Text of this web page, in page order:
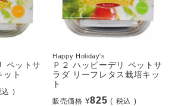
ペットサ
ット
込
Happy Holiday's
Ｐ２ ハッピーデリ ペットサ
ラダ リーフレタス栽培キッ
ト
販売価格 ¥825
税込